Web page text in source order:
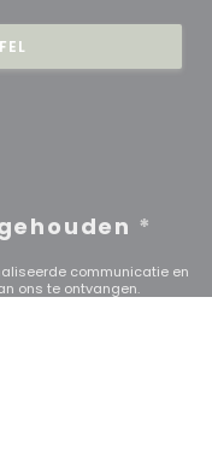
*
communicatie en
ons te ontvangen.